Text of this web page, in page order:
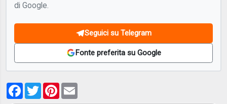
di Google.
Seguici su Telegram
Fonte preferita su Google
Facebook
TwitterPinterest